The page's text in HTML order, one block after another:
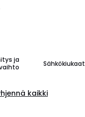
ja
Sähkökiukaat
kaikki